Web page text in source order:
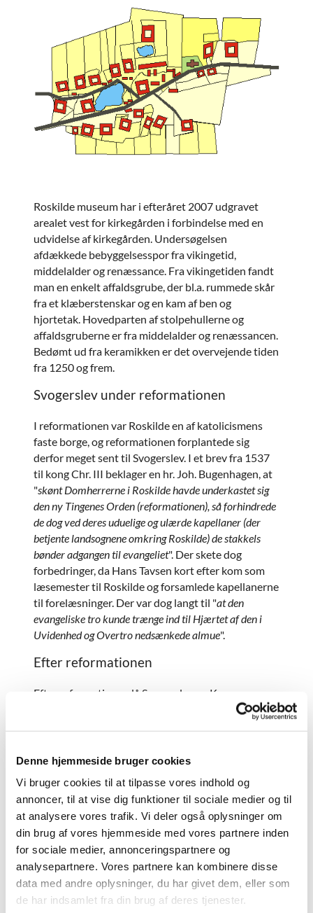
Denne hjemmeside bruger cookies
Vi bruger cookies til at tilpasse vores indhold og
annoncer, til at vise dig funktioner til sociale medier og til
at analysere vores trafik. Vi deler også oplysninger om
din brug af vores hjemmeside med vores partnere inden
for sociale medier, annonceringspartnere og
analysepartnere. Vores partnere kan kombinere disse
data med andre oplysninger, du har givet dem, eller som
de har indsamlet fra din brug af deres tjenester.
Roskilde museum har i efteråret 2007 udgravet
arealet vest for kirkegården i forbindelse med en
udvidelse af kirkegården. Undersøgelsen
afdækkede bebyggelsesspor fra vikingetid,
middelalder og renæssance. Fra vikingetiden fandt
man en enkelt affaldsgrube, der bl.a. rummede skår
fra et klæberstenskar og en kam af ben og
hjortetak. Hovedparten af stolpehullerne og
affaldsgruberne er fra middelalder og renæssancen.
Bedømt ud fra keramikken er det overvejende tiden
fra 1250 og frem.
Svogerslev under reformationen
I reformationen var Roskilde en af katolicismens
faste borge, og reformationen forplantede sig
derfor meget sent til Svogerslev. I et brev fra 1537
til kong Chr. III beklager en hr. Joh. Bugenhagen, at
"skønt Domherrerne i Roskilde havde underkastet sig
den ny Tingenes Orden (reformationen), så forhindrede
de dog ved deres uduelige og ulærde kapellaner (der
betjente landsognene omkring Roskilde) de stakkels
bønder adgangen til evangeliet". Der skete dog
forbedringer, da Hans Tavsen kort efter kom som
læsemester til Roskilde og forsamlede kapellanerne
til forelæsninger. Der var dog langt til "at den
evangeliske tro kunde trænge ind til Hjærtet af den i
Uvidenhed og Overtro nedsænkede almue".
Efter reformationen
Efter reformationen lå Svogerslev og Kornerup
blev foretaget af aftensangspræsten i Roskilde. Den
florerede, hvilket også fremgår af en trolddomssag
fra 1549 mod Elline Mørk. Hun blev brændt på
bålet for at have helbredt flere ved besværgelse i
vand og urtehelbredelse. Lige før henrettelsen
skulle hun have sagt, at "alle andre, som djævelens
kunst kan, samles her omkring, og atdjævelen udi
helvede var deres høvedsmand . I 1585 bliver
Svogerslev kirke et anneks til Kornerup kirke.